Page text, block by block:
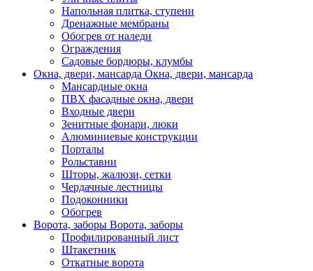
Напольная плитка, ступени
Дренажные мембраны
Обогрев от наледи
Ограждения
Садовые бордюры, клумбы
Окна, двери, мансарда Окна, двери, мансарда
Мансардные окна
ПВХ фасадные окна, двери
Входные двери
Зенитные фонари, люки
Алюминиевые конструкции
Порталы
Рольставни
Шторы, жалюзи, сетки
Чердачные лестницы
Подоконники
Обогрев
Ворота, заборы Ворота, заборы
Профилированный лист
Штакетник
Откатные ворота